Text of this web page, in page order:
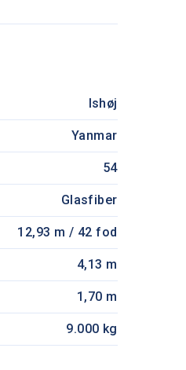
Ishøj
Yanmar
54
Glasfiber
12,93 m / 42 fod
4,13 m
1,70 m
9.000 kg